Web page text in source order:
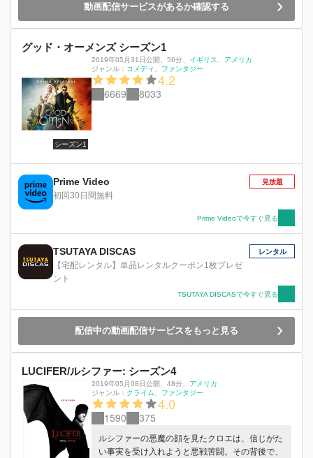
動画配信サービスがあるか確認する
グッド・オーメンズ シーズン1
シーズン1
2019年05月31日公開、 56分、 イギリス
アメリカ
ジャンル： コメディ ファンタジー
4.2
6669 8033
Prime Video
初回30日間無料
見放題
Prime Videoで今すぐ見る
TSUTAYA DISCAS
【宅配レンタル】単品レンタルクーポン1枚プレゼ
ント
レンタル
TSUTAYA DISCASで今すぐ見る
配信中の動画配信サービスをもっと見る
LUCIFER/ルシファー: シーズン4
2019年05月08日公開、 48分、 アメリカ
ジャンル： クライム ファンタジー
4.0
1590 375
ルシファーの悪魔の顔を見たクロエは、信じがた
い事実を受け入れようと悪戦苦闘。その背後で、